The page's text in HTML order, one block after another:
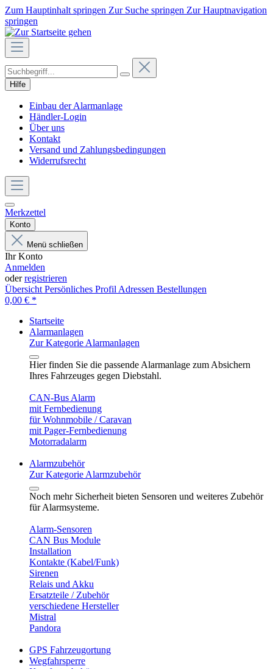
Zum Hauptinhalt springen Zur Suche springen Zur Hauptnavigation
springen
Hilfe
Einbau der Alarmanlage
Händler-Login
Über uns
Kontakt
Versand und Zahlungsbedingungen
Widerrufsrecht
Merkzettel
Konto
Menü schließen
Ihr Konto
Anmelden
oderregistrieren
Übersicht Persönliches Profil Adressen Bestellungen
0,00 € *
Startseite
Alarmanlagen
Zur Kategorie Alarmanlagen
Hier finden Sie die passende Alarmanlage zum Absichern
Ihres Fahrzeuges gegen Diebstahl.
CAN-Bus Alarm
mit Fernbedienung
für Wohnmobile / Caravan
mit Pager-Fernbedienung
Motorradalarm
Alarmzubehör
Zur Kategorie Alarmzubehör
Noch mehr Sicherheit bieten Sensoren und weiteres Zubehör
für Alarmsysteme.
Alarm-Sensoren
CAN Bus Module
Installation
Kontakte (Kabel/Funk)
Sirenen
Relais und Akku
Ersatzteile / Zubehör
verschiedene Hersteller
Mistral
Pandora
GPS Fahrzeugortung
Wegfahrsperre